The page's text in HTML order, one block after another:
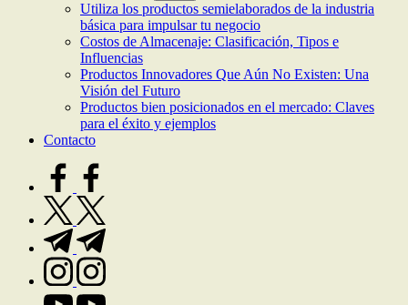
Utiliza los productos semielaborados de la industria
básica para impulsar tu negocio
Costos de Almacenaje: Clasificación, Tipos e
Influencias
Productos Innovadores Que Aún No Existen: Una
Visión del Futuro
Productos bien posicionados en el mercado: Claves
para el éxito y ejemplos
Contacto
facebook.com
twitter.com
t.me
instagram.com
youtube.com